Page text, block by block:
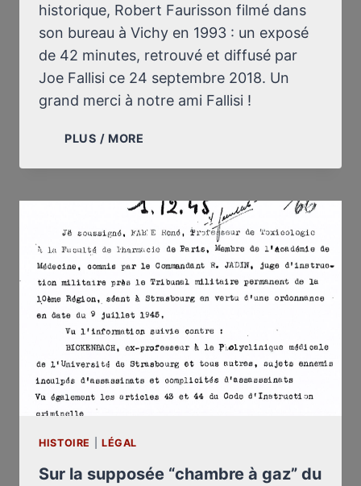
historique, Robert Faurisson filmé dans
son bureau à Vichy en 1993 : un exposé
de 42 minutes, retrouvé et diffusé par
Joe Fallisi ce 24 septembre 2018. Un
grand merci à notre ami Fallisi !
PLUS / MORE
PAR
ÉQUIPE
CANADIENNE
(1993)
HISTOIRE LÉGAL
Sur la supposée “chambre à gaz” du